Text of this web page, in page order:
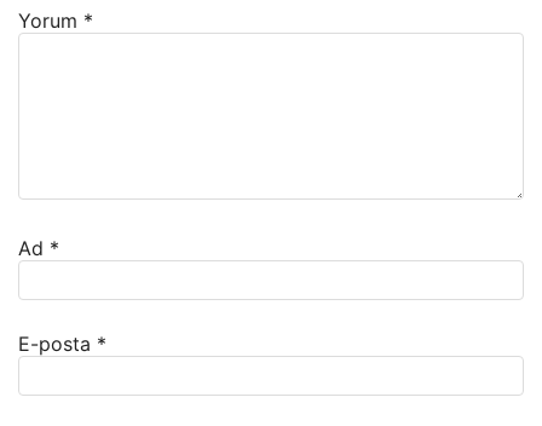
Yorum *
Ad *
E-posta *